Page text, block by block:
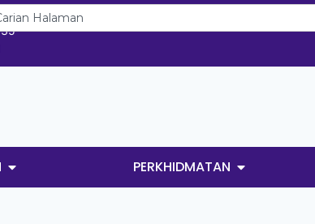
2026
PERKHIDMATAN